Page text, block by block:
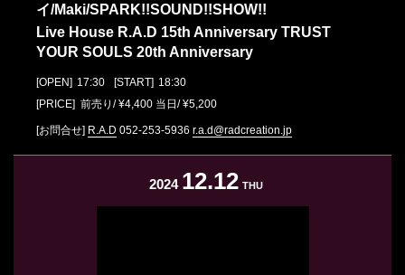
イ/Maki/SPARK!!SOUND!!SHOW!!
Live House R.A.D 15th Anniversary TRUST
YOUR SOULS 20th Anniversary
[OPEN] 17:30 [START] 18:30
[PRICE] 前売り/ ¥4,400 当日/ ¥5,200
[お問合せ] R.A.D 052-253-5936 r.a.d@radcreation.jp
2024 12.12 THU